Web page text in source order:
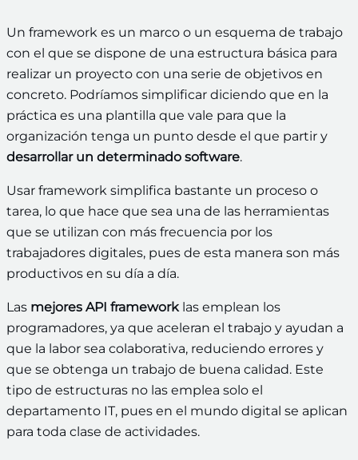
Un framework es un marco o un esquema de trabajo
con el que se dispone de una estructura básica para
realizar un proyecto con una serie de objetivos en
concreto. Podríamos simplificar diciendo que en la
práctica es una plantilla que vale para que la
organización tenga un punto desde el que partir y
desarrollar un determinado software.
Usar framework simplifica bastante un proceso o
tarea, lo que hace que sea una de las herramientas
que se utilizan con más frecuencia por los
trabajadores digitales, pues de esta manera son más
productivos en su día a día.
Las mejores API frameworklas emplean los
programadores, ya que aceleran el trabajo y ayudan a
que la labor sea colaborativa, reduciendo errores y
que se obtenga un trabajo de buena calidad. Este
tipo de estructuras no las emplea solo el
departamento IT, pues en el mundo digital se aplican
para toda clase de actividades.